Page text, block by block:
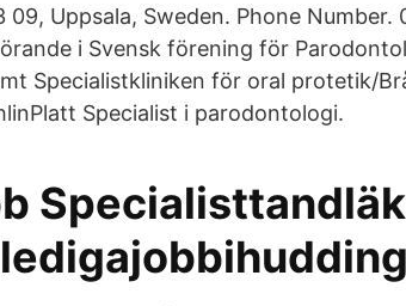
09, Uppsala, Sweden. Phone Number.
i Svensk förening för
Specialistkliniken för oral protetik/
Specialist i parodontologi.